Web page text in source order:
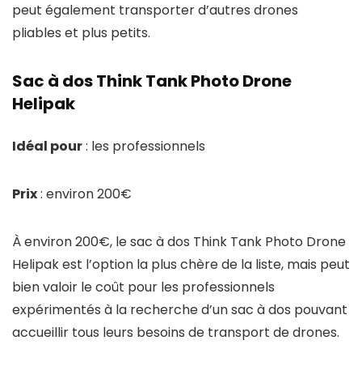
peut également transporter d’autres drones
pliables et plus petits.
Sac à dos Think Tank Photo Drone
Helipak
Idéal pour: les professionnels
Prix: environ 200€
À environ 200€, le sac à dos Think Tank Photo Drone
Helipak est l’option la plus chère de la liste, mais peut
bien valoir le coût pour les professionnels
expérimentés à la recherche d’un sac à dos pouvant
accueillir tous leurs besoins de transport de drones.